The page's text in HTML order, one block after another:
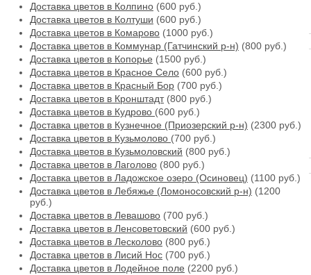
Доставка цветов в Колпино (600 руб.)
Доставка цветов в Колтуши (600 руб.)
Доставка цветов в Комарово (1000 руб.)
Доставка цветов в Коммунар (Гатчинский р-н) (800 руб.)
Доставка цветов в Копорье (1500 руб.)
Доставка цветов в Красное Село (600 руб.)
Доставка цветов в Красный Бор (700 руб.)
Доставка цветов в Кронштадт(800 руб.)
Доставка цветов в Кудрово (600 руб.)
Доставка цветов в Кузнечное (Приозерский р-н) (2300 руб.)
Доставка цветов в Кузьмолово (700 руб.)
Доставка цветов в Кузьмоловский (800 руб.)
Доставка цветов в Лаголово (800 руб.)
Доставка цветов в Ладожское озеро (Осиновец) (1100 руб.)
Доставка цветов в Лебяжье (Ломоносовский р-н) (1200
руб.)
Доставка цветов в Левашово (700 руб.)
Доставка цветов в Ленсоветовский (600 руб.)
Доставка цветов в Лесколово (800 руб.)
Доставка цветов в Лисий Нос (700 руб.)
Доставка цветов в Лодейное поле (2200 руб.)